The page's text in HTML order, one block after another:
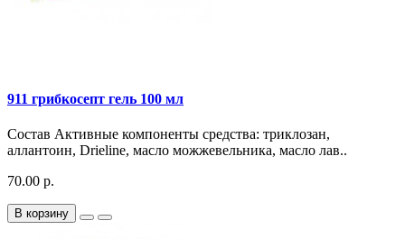
911 грибкосепт гель 100 мл
Состав Активные компоненты средства: триклозан,
аллантоин, Drieline, масло можжевельника, масло лав..
70.00 р.
В корзину